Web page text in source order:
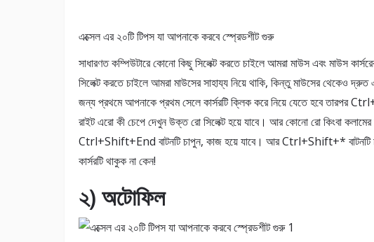
এক্সেল এর ২০টি টিপস যা আপনাকে করবে স্প্রেডশীট গুরু
সাধারণত কম্পিউটারে কোনো কিছু সিলেক্ট করতে চাইলে আমরা মাউস এবং মাউস
সিলেক্ট করতে চাইলে আমরা মাউসের সাহায্য নিয়ে থাকি, কিন্তু মাউসের থেকেও দ্রুত
জন্য প্রথমে আপনাকে প্রথম সেলে কার্সরটি ক্লিক করে নিয়ে যেতে হবে তারপর
রাইট এরো কী চেপে দেখুন উক্ত রো সিলেক্ট হয়ে যাবে। আর কোনো রো কিংবা
Ctrl+Shift+End বাটনটি চাপুন, কাজ হয়ে যাবে। আর Ctrl+Shift+* বাটনটি
কার্সরটি থাকুক না কেন!
২) অটোফিল